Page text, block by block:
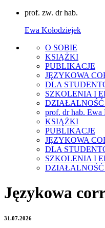
prof. zw. dr hab.
Ewa Kołodziejek
O SOBIE
KSIĄŻKI
PUBLIKACJE
JĘZYKOWA
DLA
SZKOLENIA I
prof. dr hab. Ewa
KSIĄŻKI
PUBLIKACJE
JĘZYKOWA
DLA
SZKOLENIA I
Językowa
31.07.2026